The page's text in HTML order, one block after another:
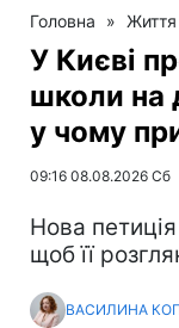
Головна » Життя
У Києві
школи на
у чому
09:16 08.08.2026 Сб
Нова
щоб її
ВАСИЛИНА